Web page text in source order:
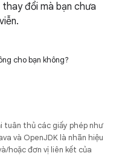
đổi mà bạn chưa
cho bạn không?
tuân thủ các giấy phép như
và OpenJDK là nhãn hiệu
hoặc đơn vị liên kết của